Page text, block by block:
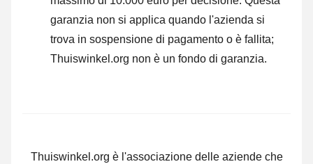
garanzia non si applica quando l'azienda si
trova in sospensione di pagamento o è fallita;
Thuiswinkel.org non è un fondo di garanzia.
Thuiswinkel.org è l'associazione delle aziende che